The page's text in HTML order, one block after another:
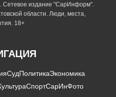
издание "СарИнформ".
области. Люди, места,
18+
СудПолитикаЭкономика
СпортСарИнФото